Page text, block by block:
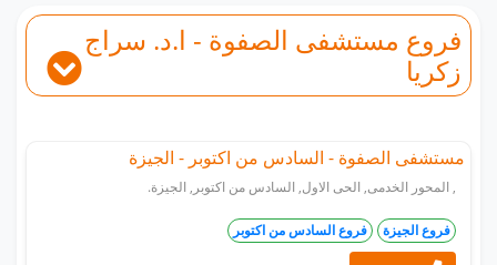
فروع مستشفى الصفوة - ا.د. سراج
زكريا
مستشفى الصفوة - السادس من اكتوبر - الجيزة
, المحور الخدمى, الحى الاول, السادس من اكتوبر, الجيزة.
فروع الجيزة فروع السادس من اكتوبر